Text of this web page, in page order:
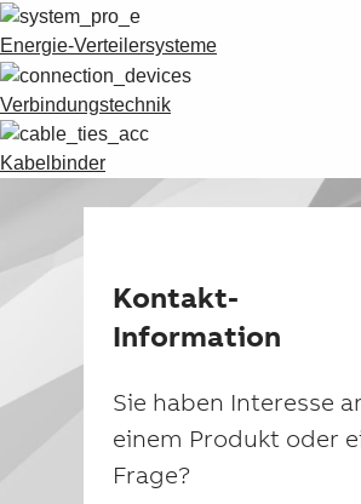
Energie-Verteilersysteme
Verbindungstechnik
Kabelbinder
Kontakt-
Information
Sie haben Interesse
einem Produkt oder
Frage?